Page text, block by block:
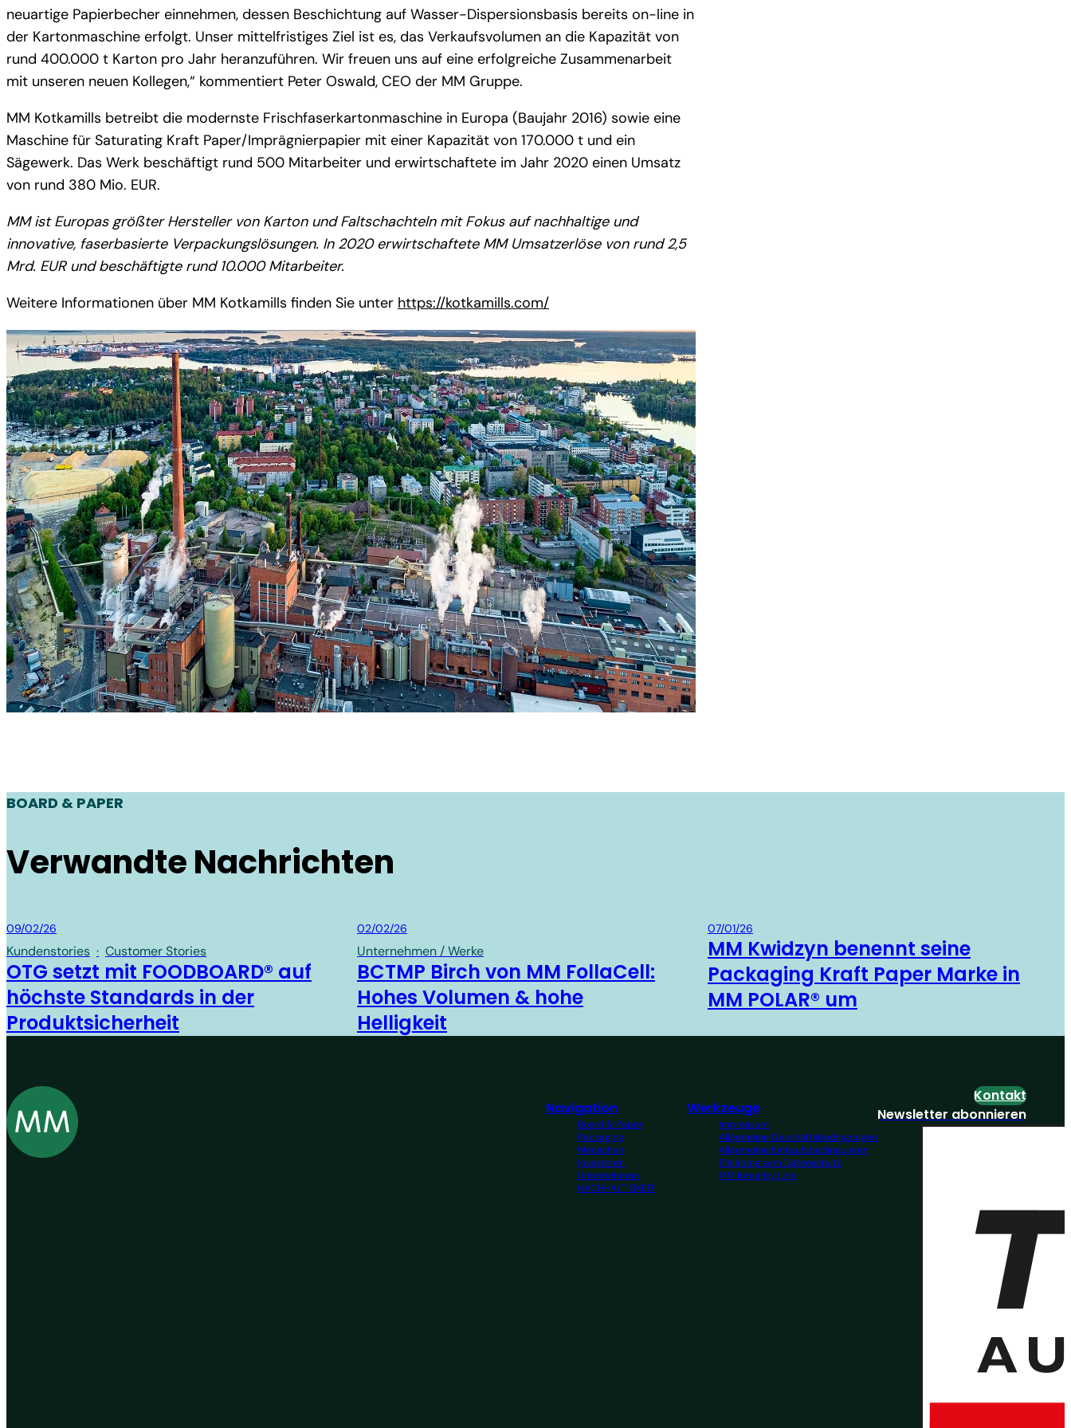
neuartige Papierbecher einnehmen, dessen Beschichtung auf Wasser-Dispersionsbasis bereits on-line in
der Kartonmaschine erfolgt. Unser mittelfristiges Ziel ist es, das Verkaufsvolumen an die Kapazität von
rund 400.000 t Karton pro Jahr heranzuführen. Wir freuen uns auf eine erfolgreiche Zusammenarbeit
mit unseren neuen Kollegen,“ kommentiert Peter Oswald, CEO der MM Gruppe.
MM Kotkamills betreibt die modernste Frischfaserkartonmaschine in Europa (Baujahr 2016) sowie eine
Maschine für Saturating Kraft Paper/Imprägnierpapier mit einer Kapazität von 170.000 t und ein
Sägewerk. Das Werk beschäftigt rund 500 Mitarbeiter und erwirtschaftete im Jahr 2020 einen Umsatz
von rund 380 Mio. EUR.
MM ist Europas größter Hersteller von Karton und Faltschachteln mit Fokus auf nachhaltige und
innovative, faserbasierte Verpackungslösungen. In 2020 erwirtschaftete MM Umsatzerlöse von rund 2,5
Mrd. EUR und beschäftigte rund 10.000 Mitarbeiter.
Weitere Informationen über MM Kotkamills finden Sie unter https://kotkamills.com/
BOARD & PAPER
Verwandte Nachrichten
Board & Paper
09/02/26
Kundenstories · Customer Stories
OTG setzt mit FOODBOARD® auf
höchste Standards in der
Produktsicherheit
Board & Paper
02/02/26
Unternehmen / Werke
BCTMP Birch von MM FollaCell:
Hohes Volumen & hohe
Helligkeit
Board & Paper
07/01/26
MM Kwidzyn benennt seine
Packaging Kraft Paper Marke in
MM POLAR® um
Navigation
Board & Paper
Packaging
Menschen
Investoren
Unternehmen
NACHHALTIGKEIT
Werkzeuge
Impressum
Allgemeine Geschäftsbedingungen
Allgemeine Einkaufsbedingungen
Erklärung zum Datenschutz
MM Integrity Line
Kontakt
Newsletter abonnieren